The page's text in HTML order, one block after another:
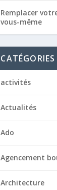
Remplacer
vous-même
CATÉGORIES
activités
Actualités
Ado
Agencement
Architecture